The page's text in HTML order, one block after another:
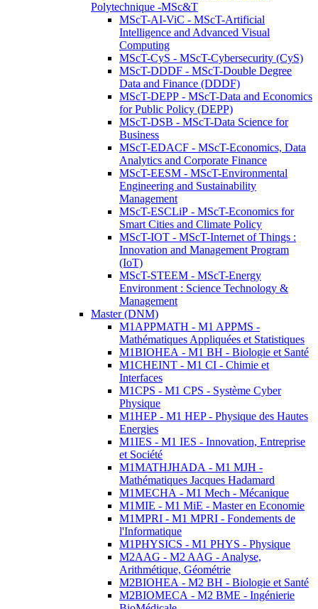
Polytechnique -MSc&T
MScT-AI-ViC - MScT-Artificial
Intelligence and Advanced Visual
Computing
MScT-CyS - MScT-Cybersecurity (CyS)
MScT-DDDF - MScT-Double Degree
Data and Finance (DDDF)
MScT-DEPP - MScT-Data and Economics
for Public Policy (DEPP)
MScT-DSB - MScT-Data Science for
Business
MScT-EDACF - MScT-Economics, Data
Analytics and Corporate Finance
MScT-EESM - MScT-Environmental
Engineering and Sustainability
Management
MScT-ESCLiP - MScT-Economics for
Smart Cities and Climate Policy
MScT-IOT - MScT-Internet of Things :
Innovation and Management Program
(IoT)
MScT-STEEM - MScT-Energy
Environment : Science Technology &
Management
Master (DNM)
M1APPMATH - M1 APPMS -
Mathématiques Appliquées et Statistiques
M1BIOHEA - M1 BH - Biologie et Santé
M1CHEINT - M1 CI - Chimie et
Interfaces
M1CPS - M1 CPS - Système Cyber
Physique
M1HEP - M1 HEP - Physique des Hautes
Energies
M1IES - M1 IES - Innovation, Entreprise
et Société
M1MATHJHADA - M1 MJH -
Mathématiques Jacques Hadamard
M1MECHA - M1 Mech - Mécanique
M1MIE - M1 MiE - Master en Economie
M1MPRI - M1 MPRI - Fondements de
l'Informatique
M1PHYSICS - M1 PHYS - Physique
M2AAG - M2 AAG - Analyse,
Arithmétique, Géométrie
M2BIOHEA - M2 BH - Biologie et Santé
M2BIOMECA - M2 BME - Ingénierie